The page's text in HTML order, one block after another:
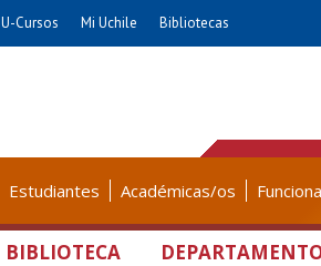
U-Cursos Mi Uchile Bibliotecas
Estudiantes Académicas/os
BIBLIOTECA